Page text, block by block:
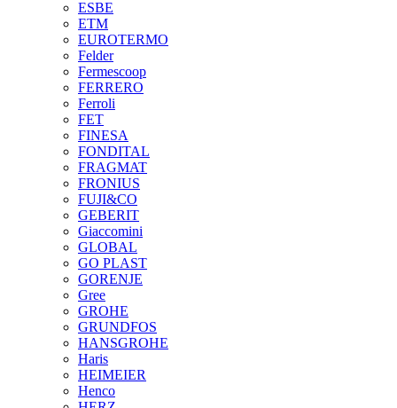
ESBE
ETM
EUROTERMO
Felder
Fermescoop
FERRERO
Ferroli
FET
FINESA
FONDITAL
FRAGMAT
FRONIUS
FUJI&CO
GEBERIT
Giaccomini
GLOBAL
GO PLAST
GORENJE
Gree
GROHE
GRUNDFOS
HANSGROHE
Haris
HEIMEIER
Henco